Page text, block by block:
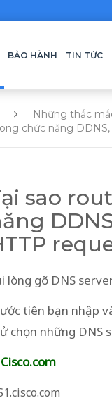
BẢO HÀNH TIN TỨC
Những thắc
chức năng
sao
lòng gõ DNS
tiên bạn nhập
chọn những DNS